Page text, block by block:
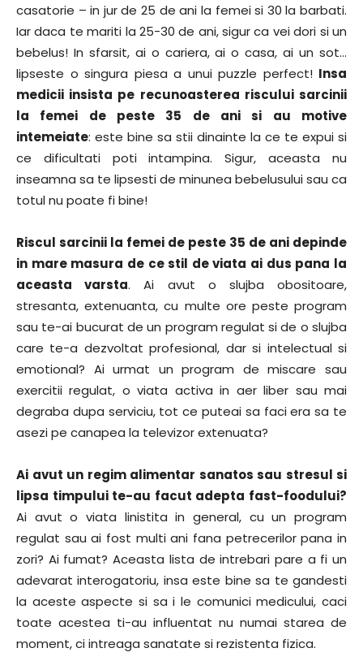
casatorie – in jur de 25 de ani la femei si 30 la barbati.
Iar daca te mariti la 25-30 de ani, sigur ca vei dori si un
bebelus! In sfarsit, ai o cariera, ai o casa, ai un sot…
lipseste o singura piesa a unui puzzle perfect! Insa
medicii insista pe recunoasterea riscului sarcinii
la femei de peste 35 de ani si au motive
intemeiate: este bine sa stii dinainte la ce te expui si
ce dificultati poti intampina. Sigur, aceasta nu
inseamna sa te lipsesti de minunea bebelusului sau ca
totul nu poate fi bine!
Riscul sarcinii la femei de peste 35 de ani depinde
in mare masura de ce stil de viata ai dus pana la
aceasta varsta. Ai avut o slujba obositoare,
stresanta, extenuanta, cu multe ore peste program
sau te-ai bucurat de un program regulat si de o slujba
care te-a dezvoltat profesional, dar si intelectual si
emotional? Ai urmat un program de miscare sau
exercitii regulat, o viata activa in aer liber sau mai
degraba dupa serviciu, tot ce puteai sa faci era sa te
asezi pe canapea la televizor extenuata?
Ai avut un regim alimentar sanatos sau stresul si
lipsa timpului te-au facut adepta fast-foodului?
Ai avut o viata linistita in general, cu un program
regulat sau ai fost multi ani fana petrecerilor pana in
zori? Ai fumat? Aceasta lista de intrebari pare a fi un
adevarat interogatoriu, insa este bine sa te gandesti
la aceste aspecte si sa i le comunici medicului, caci
toate acestea ti-au influentat nu numai starea de
moment, ci intreaga sanatate si rezistenta fizica.